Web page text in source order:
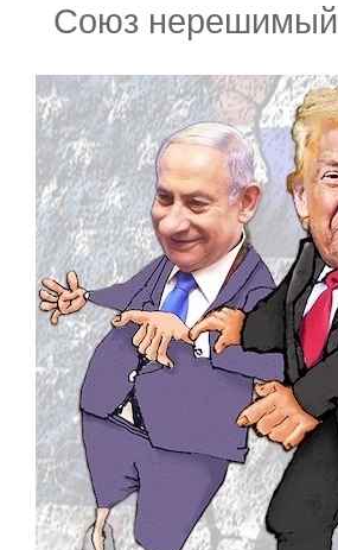
Союз нерешимый